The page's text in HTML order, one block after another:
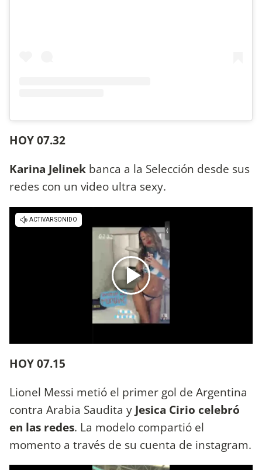
HOY 07.32
Karina Jelinek banca a la Selección desde sus
redes con un video ultra sexy.
HOY 07.15
Lionel Messi metió el primer gol de Argentina
contra Arabia Saudita y Jesica Cirio celebró
en las redes. La modelo compartió el
momento a través de su cuenta de instagram.